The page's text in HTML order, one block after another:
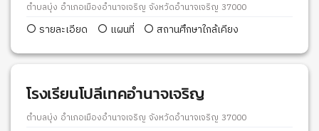
ตำบลบุ่ง อำเภอเมืองอำนาจเจริญ จังหวัดอำนาจเจริญ 37000
รายละเอียด แผนที่ สถานศึกษาใกล้เคียง
โรงเรียนโปลีเทคอำนาจเจริญ
ตำบลบุ่ง อำเภอเมืองอำนาจเจริญ จังหวัดอำนาจเจริญ 37000